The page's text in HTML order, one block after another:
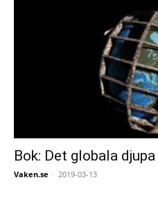
Bok: Det globala
Vaken.se - 2019-03-13